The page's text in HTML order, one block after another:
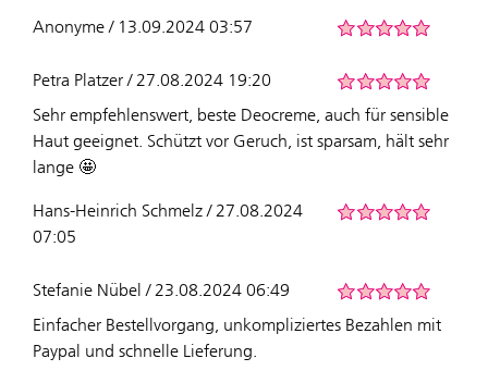
Anonyme / 13.09.2024 03:57
Petra Platzer / 27.08.2024 19:20
Sehr empfehlenswert, beste Deocreme, auch für sensible
Haut geeignet. Schützt vor Geruch, ist sparsam, hält sehr
lange 🤩
Hans-Heinrich Schmelz / 27.08.2024
07:05
Stefanie Nübel / 23.08.2024 06:49
Einfacher Bestellvorgang, unkompliziertes Bezahlen mit
Paypal und schnelle Lieferung.